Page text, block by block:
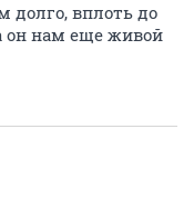
долго, вплоть до
он нам еще живой